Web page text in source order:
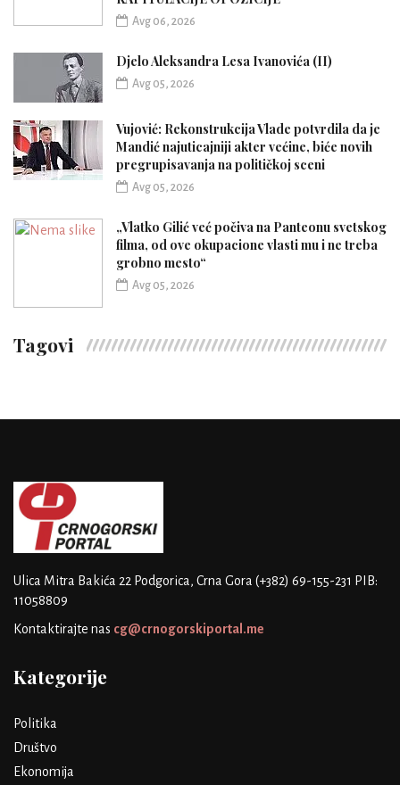
Avg 06, 2026
Djelo Aleksandra Lesa Ivanovića (II)
Avg 05, 2026
Vujović: Rekonstrukcija Vlade potvrdila da je
Mandić najuticajniji akter većine, biće novih
pregrupisavanja na političkoj sceni
Avg 05, 2026
„Vlatko Gilić već počiva na Panteonu svetskog
filma, od ove okupacione vlasti mu i ne treba
grobno mesto“
Avg 05, 2026
Tagovi
Ulica Mitra Bakića 22 Podgorica, Crna Gora (+382) 69-155-231 PIB:
11058809
Kontaktirajte nas cg@crnogorskiportal.me
Kategorije
Politika
Društvo
Ekonomija